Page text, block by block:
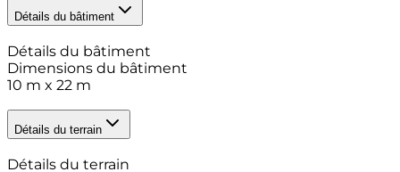
Détails du bâtiment
Détails du bâtiment
Dimensions du bâtiment
10 m x 22 m
Détails du terrain
Détails du terrain